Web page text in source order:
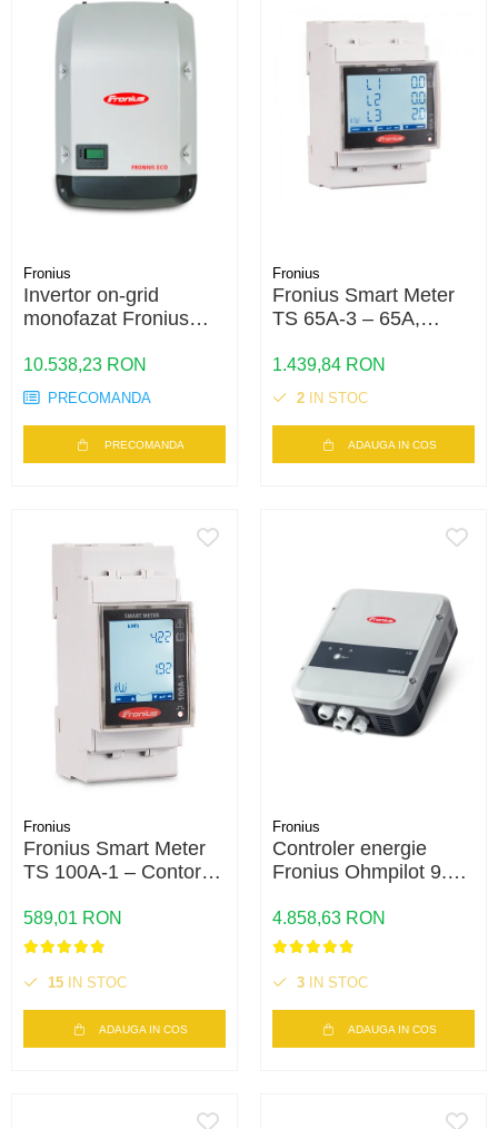
Fronius
Invertor on-grid
monofazat Fronius
6kW, WiFi integrat,
Eficienta 97.8%
10.538,23 RON
PRECOMANDA
PRECOMANDA
Fronius
Fronius Smart Meter
TS 65A-3 – 65A,
trifazat, masurare
bidirectionala, RS485
1.439,84 RON
2 IN STOC
ADAUGA IN COS
Fronius
Fronius Smart Meter
TS 100A-1 – Contor
100A, masurare
bidirectionala, RS485
589,01 RON
15 IN STOC
ADAUGA IN COS
Fronius
Controler energie
Fronius Ohmpilot 9.0-
autoconsum, incalzire
apa
4.858,63 RON
3 IN STOC
ADAUGA IN COS